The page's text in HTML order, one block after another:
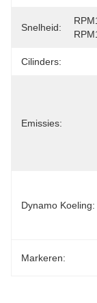
Snelheid:
Cilinders:
Emissies:
Dynamo Koeling:
Markeren: